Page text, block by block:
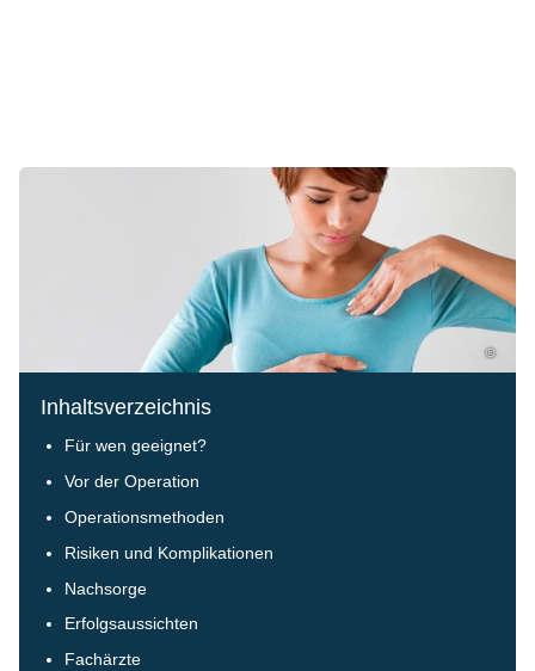
©
Inhaltsverzeichnis
Für wen geeignet?
Vor der Operation
Operationsmethoden
Risiken und Komplikationen
Nachsorge
Erfolgsaussichten
Fachärzte